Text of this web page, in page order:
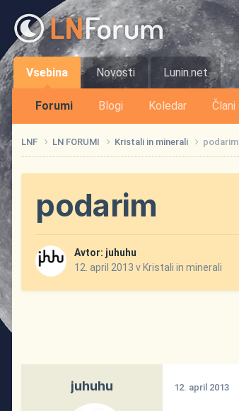
Vsebina
Forumi Blogi Koledar Člani
Novosti Lunin.net
LNF LN FORUMI Kristali in minerali podarim
podarim
Avtor: juhuhu
12. april 2013 v Kristali in minerali
juhuhu 12. april 2013